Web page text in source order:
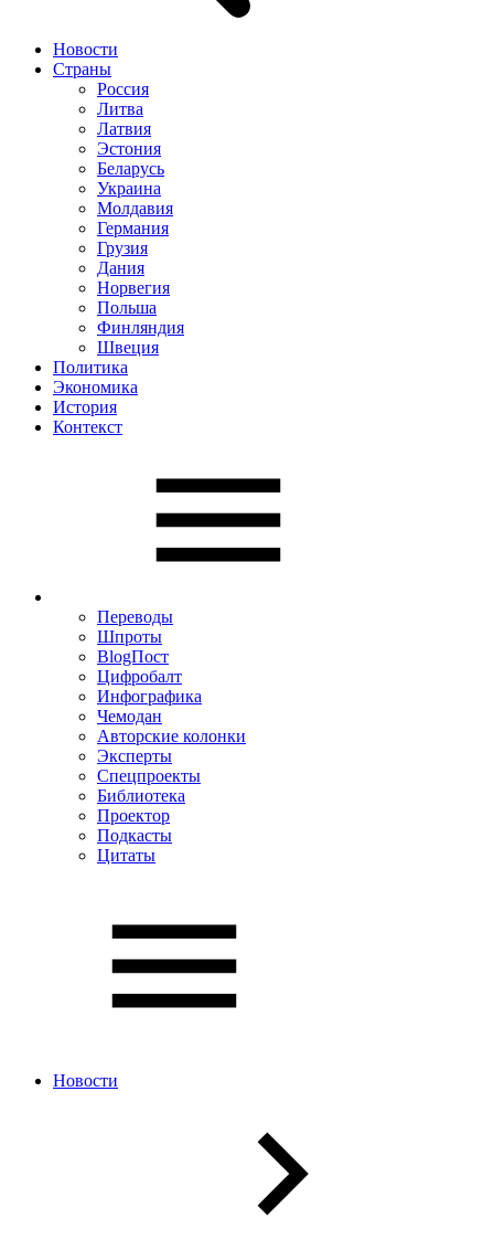
Новости
Страны
Россия
Литва
Латвия
Эстония
Беларусь
Украина
Молдавия
Германия
Грузия
Дания
Норвегия
Польша
Финляндия
Швеция
Политика
Экономика
История
Контекст
Переводы
Шпроты
BlogПост
Цифробалт
Инфографика
Чемодан
Авторские колонки
Эксперты
Спецпроекты
Библиотека
Проектор
Подкасты
Цитаты
Новости